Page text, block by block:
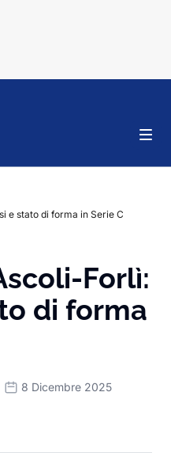
e stato di forma in Serie C
Forlì:
di forma
8 Dicembre 2025